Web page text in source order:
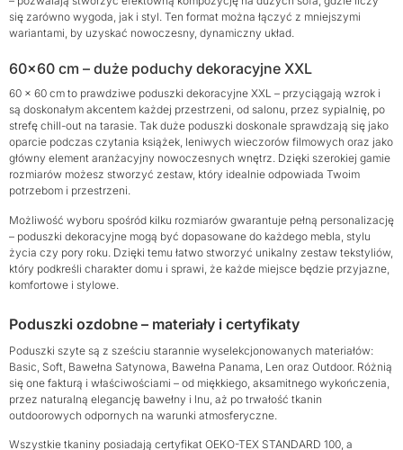
się zarówno wygoda, jak i styl. Ten format można łączyć z mniejszymi
wariantami, by uzyskać nowoczesny, dynamiczny układ.
60×60 cm – duże poduchy dekoracyjne XXL
60 x 60 cm to prawdziwe poduszki dekoracyjne XXL – przyciągają wzrok i
są doskonałym akcentem każdej przestrzeni, od salonu, przez sypialnię, po
strefę chill-out na tarasie. Tak duże poduszki doskonale sprawdzają się jako
oparcie podczas czytania książek, leniwych wieczorów filmowych oraz jako
główny element aranżacyjny nowoczesnych wnętrz. Dzięki szerokiej gamie
rozmiarów możesz stworzyć zestaw, który idealnie odpowiada Twoim
potrzebom i przestrzeni.
Możliwość wyboru spośród kilku rozmiarów gwarantuje pełną personalizację
– poduszki dekoracyjne mogą być dopasowane do każdego mebla, stylu
życia czy pory roku. Dzięki temu łatwo stworzyć unikalny zestaw tekstyliów,
który podkreśli charakter domu i sprawi, że każde miejsce będzie przyjazne,
komfortowe i stylowe.
Poduszki ozdobne – materiały i certyfikaty
Poduszki szyte są z sześciu starannie wyselekcjonowanych materiałów:
Basic, Soft, Bawełna Satynowa, Bawełna Panama, Len oraz Outdoor. Różnią
się one fakturą i właściwościami – od miękkiego, aksamitnego wykończenia,
przez naturalną elegancję bawełny i lnu, aż po trwałość tkanin
outdoorowych odpornych na warunki atmosferyczne.
Wszystkie tkaniny posiadają certyfikat OEKO-TEX STANDARD 100, a